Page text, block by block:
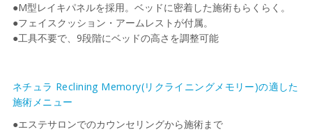
●M型レイキパネルを採用。ベッドに密着した施術もらくらく。
●フェイスクッション・アームレストが付属。
●工具不要で、9段階にベッドの高さを調整可能
ネチュラ Reclining Memory(リクライニングメモリー)の適した
施術メニュー
●エステサロンでのカウンセリングから施術まで